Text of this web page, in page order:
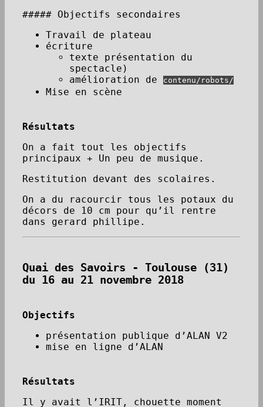
##### Objectifs secondaires
Travail de plateau
écriture
texte présentation du
spectacle)
amélioration de
contenu/robots/
Mise en scène
Résultats
On a fait tout les objectifs
principaux + Un peu de musique.
Restitution devant des scolaires.
On a du racourcir tous les potaux du
décors de 10 cm pour qu’il rentre
dans gerard phillipe.
Quai des Savoirs - Toulouse (31)
du 16 au 21 novembre 2018
Objectifs
présentation publique d’ALAN V2
mise en ligne d’ALAN
Résultats
Il y avait l’IRIT, chouette moment